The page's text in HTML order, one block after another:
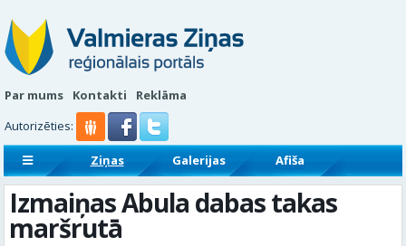
Par mums Kontakti
Reklāma
Autorizēties:
Ziņas Galerijas
Afiša
Sludinājumi
Reklāmraksti
Izmaiņas Abula dabas takas
maršrutā